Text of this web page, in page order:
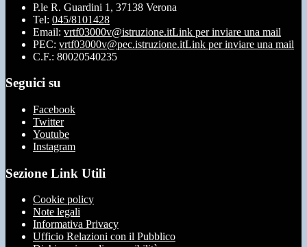
P.le R. Guardini 1, 37138 Verona
Tel: 045/8101428
Email: vrtf03000v@istruzione.itLink per inviare una mail
PEC: vrtf03000v@pec.istruzione.itLink per inviare una mail
C.F.: 80020540235
Seguici su
Facebook
Twitter
Youtube
Instagram
Sezione Link Utili
Cookie policy
Note legali
Informativa Privacy
Ufficio Relazioni con il Pubblico